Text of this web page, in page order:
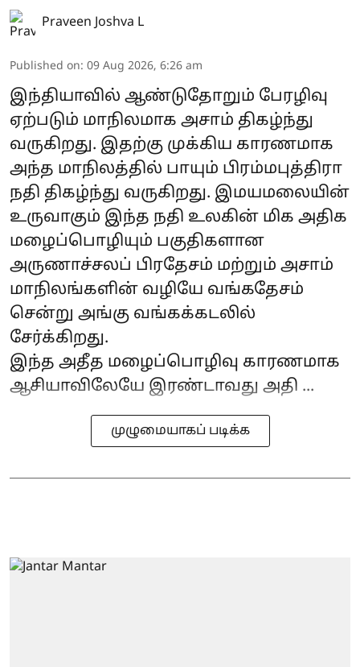
Praveen Joshva L
Published on: 09 Aug 2026, 6:26 am
இந்தியாவில் ஆண்டுதோறும் பேரழிவு
ஏற்படும் மாநிலமாக அசாம் திகழ்ந்து
வருகிறது. இதற்கு முக்கிய காரணமாக
அந்த மாநிலத்தில் பாயும் பிரம்மபுத்திரா
நதி திகழ்ந்து வருகிறது. இமயமலையின்
உருவாகும் இந்த நதி உலகின் மிக அதிக
மழைப்பொழியும் பகுதிகளான
அருணாச்சலப் பிரதேசம் மற்றும் அசாம்
மாநிலங்களின் வழியே வங்கதேசம்
சென்று அங்கு வங்கக்கடலில்
சேர்க்கிறது.
இந்த அதீத மழைப்பொழிவு காரணமாக
ஆசியாவிலேயே இரண்டாவது அதி ...
முழுமையாகப் படிக்க